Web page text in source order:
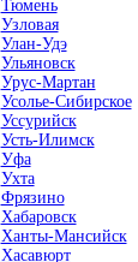
Тюмень
Узловая
Улан-Удэ
Ульяновск
Урус-Мартан
Усолье-Сибирское
Уссурийск
Усть-Илимск
Уфа
Ухта
Фрязино
Хабаровск
Ханты-Мансийск
Хасавюрт